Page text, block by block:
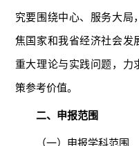
究要围绕中心、服务大局
焦国家和我省经济社会发
重大理论与实践问题，力
策参考价值。
二、申报范围
（一）申报学科范围